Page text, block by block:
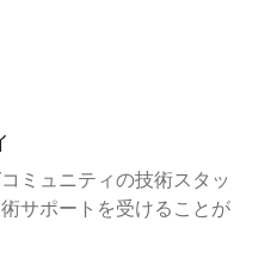
ミュニティの技術スタッ
サポートを受けることが